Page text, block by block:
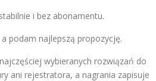
i bez abonamentu.
podam najlepszą propozycję.
wybieranych rozwiązań do
ani rejestratora, a nagrania zapisuje